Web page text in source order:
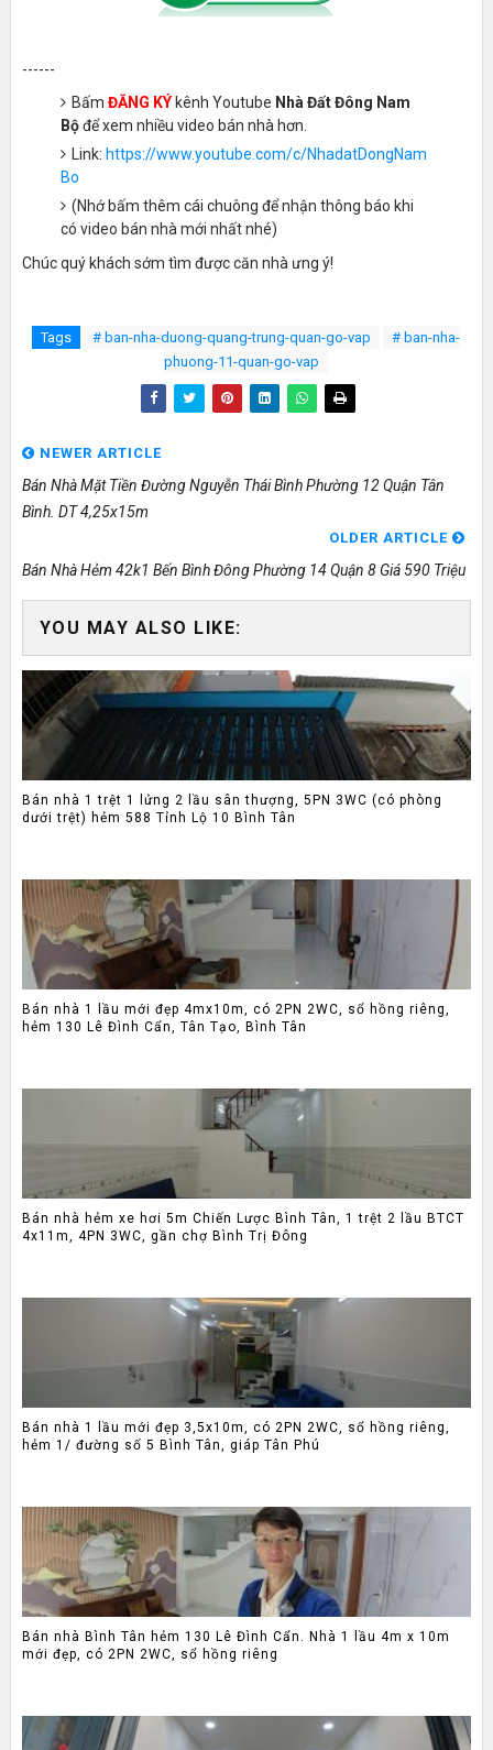
------
Bấm ĐĂNG KÝ kênh Youtube Nhà Đất Đông Nam
Bộđể xem nhiều video bán nhà hơn.
Link: https://www.youtube.com/c/NhadatDongNam
Bo
(Nhớ bấm thêm cái chuông để nhận thông báo khi
có video bán nhà mới nhất nhé)
Chúc quý khách sớm tìm được căn nhà ưng ý!
Tags # ban-nha-duong-quang-trung-quan-go-vap
# ban-nha-
phuong-11-quan-go-vap
NEWER ARTICLE
Bán Nhà Mặt Tiền Đường Nguyễn Thái Bình Phường 12 Quận Tân
Bình. DT 4,25x15m
OLDER ARTICLE
Bán Nhà Hẻm 42k1 Bến Bình Đông Phường 14 Quận 8 Giá 590 Triệu
YOU MAY ALSO LIKE:
Bán nhà 1 trệt 1 lửng 2 lầu sân thượng, 5PN 3WC (có phòng
dưới trệt) hẻm 588 Tỉnh Lộ 10 Bình Tân
Bán nhà 1 lầu mới đẹp 4mx10m, có 2PN 2WC, sổ hồng riêng,
hẻm 130 Lê Đình Cẩn, Tân Tạo, Bình Tân
Bán nhà hẻm xe hơi 5m Chiến Lược Bình Tân, 1 trệt 2 lầu BTCT
4x11m, 4PN 3WC, gần chợ Bình Trị Đông
Bán nhà 1 lầu mới đẹp 3,5x10m, có 2PN 2WC, sổ hồng riêng,
hẻm 1/ đường số 5 Bình Tân, giáp Tân Phú
Bán nhà Bình Tân hẻm 130 Lê Đình Cẩn. Nhà 1 lầu 4m x 10m
mới đẹp, có 2PN 2WC, sổ hồng riêng